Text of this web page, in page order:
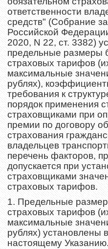
ответственности
средств" (Собрание
Российской
2020, N 22, ст. 3382)
предельные размеры
страховых тарифов
максимальные
рублях),
требования к
порядок применения
страховщиками при
премии по договору
страхования
владельцев
перечень факторов,
допускается при
страховщиками
страховых тарифов.
1. Предельные
страховых тарифов
максимальные
рублях) установлены
настоящему